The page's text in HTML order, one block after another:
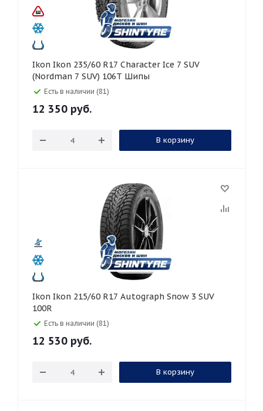
Ikon Ikon 235/60 R17 Character Ice 7 SUV
(Nordman 7 SUV) 106T Шипы
Есть в наличии (81)
12 350 руб.
В корзину
Ikon Ikon 215/60 R17 Autograph Snow 3 SUV
100R
Есть в наличии (81)
12 530 руб.
В корзину